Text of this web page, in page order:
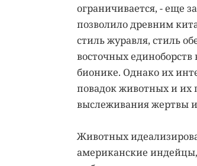
ограничивается, - еще
позволило древним
стиль журавля, стиль
восточных
бионике. Однако их
повадок животных и их
выслеживания жертвы
Животных
американские